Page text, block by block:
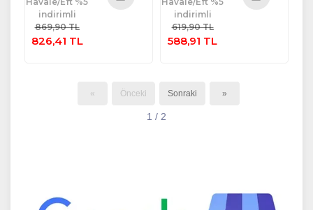
indirimli
869,90 TL
826,41 TL
indirimli
619,90 TL
588,91 TL
« Önceki Sonraki »
1 / 2